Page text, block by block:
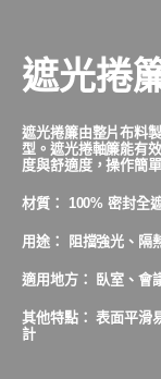
遮光捲
遮光捲簾由整片布料
型。遮光捲軸簾能有
度與舒適度，操作簡
材質： 100% 密封全
用途： 阻擋強光、隔
適用地方： 臥室、會
其他特點： 表面平滑
計